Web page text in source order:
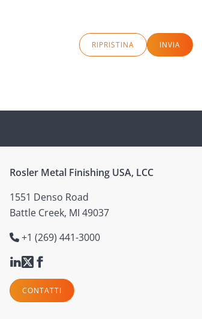
RIPRISTINA INVIA
Rosler Metal Finishing USA, LCC
1551 Denso Road
Battle Creek, MI 49037
+1 (269) 441-3000
CONTATTI